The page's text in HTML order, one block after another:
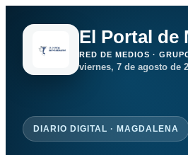
El Portal de
RED DE MEDIOS ·
viernes, 7 de agosto de
DIARIO DIGITAL · MAGDALENA